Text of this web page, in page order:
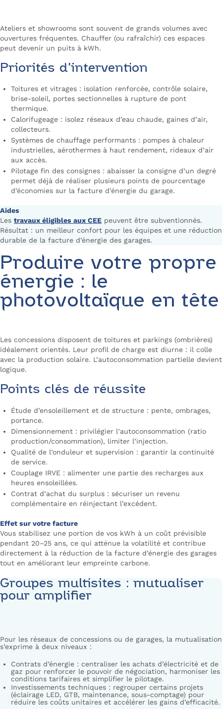
Ateliers et showrooms sont souvent de grands volumes avec
ouvertures fréquentes. Chauffer (ou rafraîchir) ces espaces
peut devenir un puits à kWh.
Priorités d’intervention
Toitures et vitrages : isolation renforcée, contrôle solaire,
brise-soleil, portes sectionnelles à rupture de pont
thermique.
Calorifugeage : isolez réseaux d’eau chaude, gaines d’air,
collecteurs.
Systèmes de chauffage performants : pompes à chaleur
industrielles, aérothermes à haut rendement, rideaux d’air
aux accès.
Pilotage fin des consignes : abaisser la consigne d’un degré
permet déjà de réaliser plusieurs points de pourcentage
d’économies sur la facture d’énergie du garage.
Aides
Les travaux éligibles aux CEE peuvent être subventionnés.
Résultat : un meilleur confort pour les équipes et une réduction
durable de la facture d’énergie des garages.
Produire votre propre
énergie : le
photovoltaïque en tête
Les concessions disposent de toitures et parkings (ombrières)
idéalement orientés. Leur profil de charge est diurne : il colle
avec la production solaire. L’autoconsommation partielle devient
logique.
Points clés de réussite
Étude d’ensoleillement et de structure : pente, ombrages,
portance.
Dimensionnement : privilégier l’autoconsommation (ratio
production/consommation), limiter l’injection.
Qualité de l’onduleur et supervision : garantir la continuité
de service.
Couplage IRVE : alimenter une partie des recharges aux
heures ensoleillées.
Contrat d’achat du surplus : sécuriser un revenu
complémentaire en réinjectant l’excédent.
Effet sur votre facture
Vous stabilisez une portion de vos kWh à un coût prévisible
pendant 20–25 ans, ce qui atténue la volatilité et contribue
directement à la réduction de la facture d’énergie des garages
tout en améliorant leur empreinte carbone.
Groupes multisites : mutualiser
pour amplifier
Pour les réseaux de concessions ou de garages, la mutualisation
s’exprime à deux niveaux :
Contrats d’énergie : centraliser les achats d’électricité et de
gaz pour renforcer le pouvoir de négociation, harmoniser les
conditions tarifaires et simplifier le pilotage.
Investissements techniques : regrouper certains projets
(éclairage LED, GTB, maintenance, sous-comptage) pour
réduire les coûts unitaires et accélérer les gains d’efficacité.